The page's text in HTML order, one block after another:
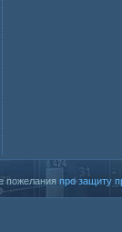
пожелания про защиту